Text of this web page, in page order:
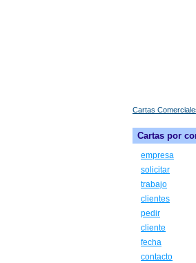
Cartas
Cartas por
empresa
solicitar
trabajo
clientes
pedir
cliente
fecha
contacto